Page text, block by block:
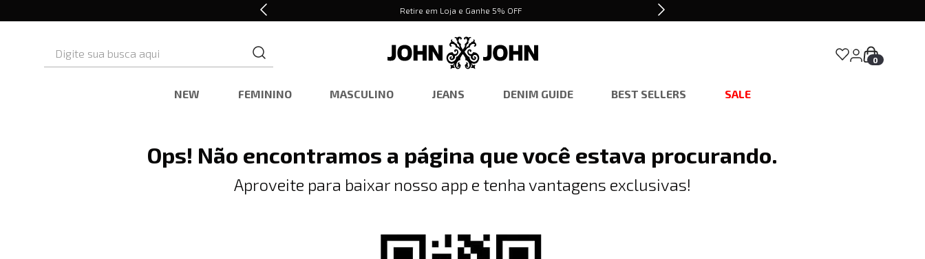
Retire em Loja e Ganhe 5% OFF
0
NEW FEMININO MASCULINO JEANS DENIM GUIDE BEST SELLERS SALE
Ops! Não encontramos a página que você estava procurando.
Aproveite para baixar nosso app e tenha vantagens exclusivas!